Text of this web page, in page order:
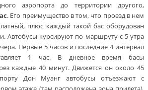
аэропорта до территории другого,
. Его преимущество в том, что проезд в нем
плюс каждый такой бас оборудован
Автобусы курсируют по маршруту с 5 утра
Первые 5 часов и последние 4 интервал
1 час. В дневное время басы
каждые 40 минут. Движется он около 45
Дон Муанг автобусы отъезжают с